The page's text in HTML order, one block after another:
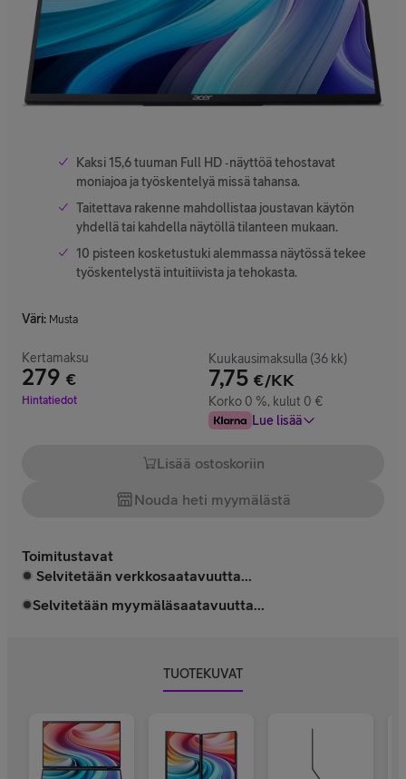
Kaksi 15,6 tuuman Full HD ‑näyttöä tehostavat
moniajoa ja työskentelyä missä tahansa.
Taitettava rakenne mahdollistaa joustavan käytön
yhdellä tai kahdella näytöllä tilanteen mukaan.
10 pisteen kosketustuki alemmassa näytössä tekee
työskentelystä intuitiivista ja tehokasta.
Väri: Musta
Kertamaksu
279 €
Hinta 279 €
Hintatiedot
Kuukausimaksulla (36 kk)
7,75 €/KK
Korko 0 %, kulut 0 €
Lue lisää
Lisää ostoskoriin
Nouda heti myymälästä
Toimitustavat
Selvitetään verkkosaatavuutta...
Selvitetään myymäläsaatavuutta...
TUOTEKUVAT